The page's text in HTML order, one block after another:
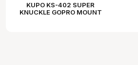
KUPO KS-402 SUPER
KNUCKLE GOPRO MOUNT